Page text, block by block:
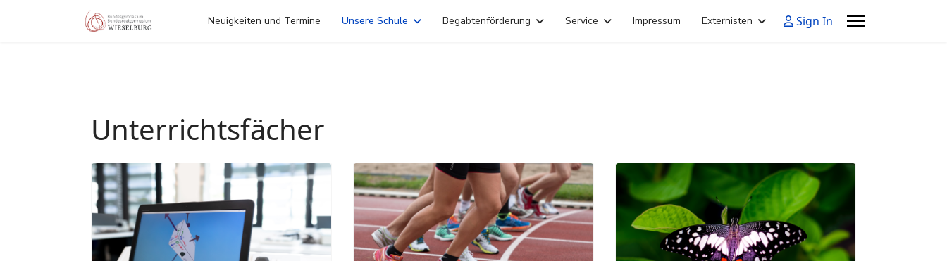
Neuigkeiten und Termine Unsere Schule Begabtenförderung Service Impressum Externisten Sign In
Unterrichtsfächer